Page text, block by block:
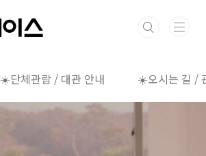
☀️단체관람 / 대관 안내 ☀️오시는 길 /